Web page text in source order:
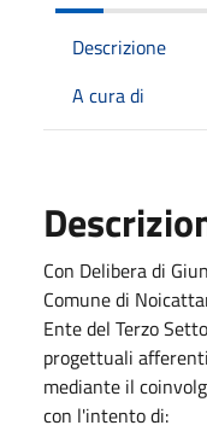
Descrizione
A cura di
Con Delibera di
Comune di
Ente del Terzo
progettuali
mediante il
con l'intento di: